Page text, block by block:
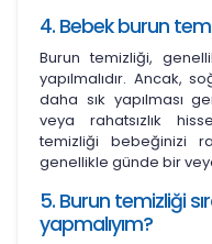
4. Bebek burun
Burun temizliği,
yapılmalıdır. Ancak,
daha sık yapılması
veya rahatsızlık
temizliği bebeğinizi
genellikle günde bir
5. Burun temizliği
yapmalıyım?